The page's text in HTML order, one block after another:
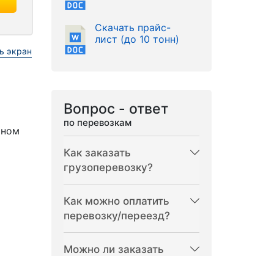
экран
Скачать прайс-
лист (до 10 тонн)
Вопрос - ответ
по перевозкам
Как заказать
грузоперевозку?
Как можно оплатить
перевозку/переезд?
Можно ли заказать